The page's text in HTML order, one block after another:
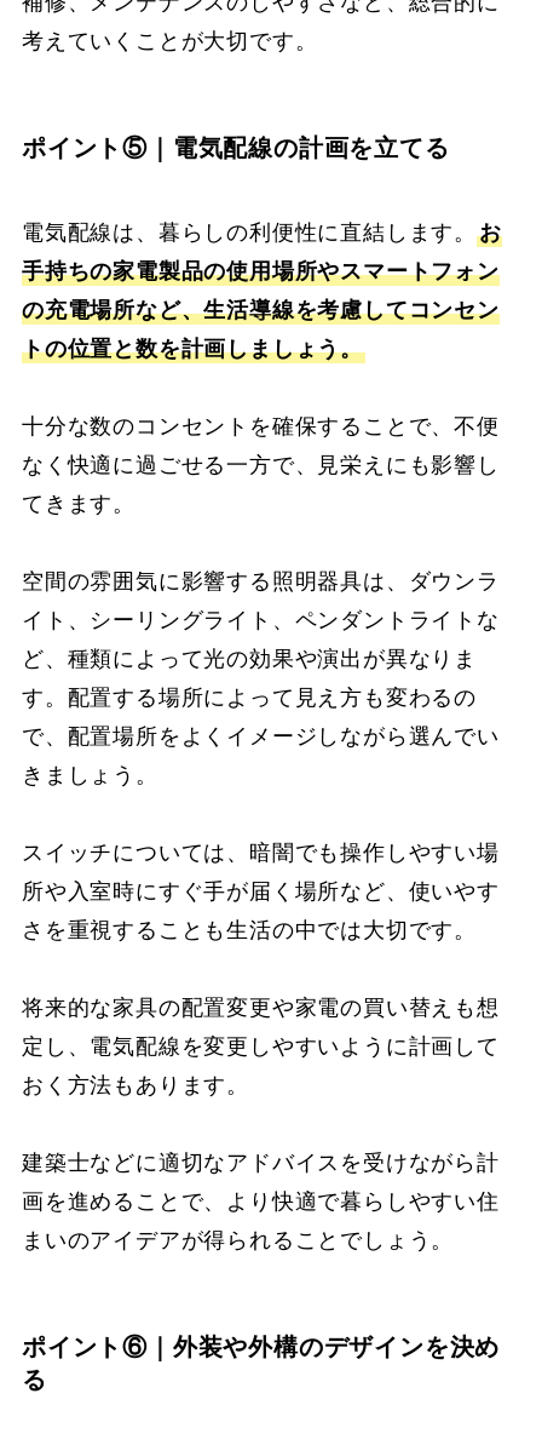
考えていくことが大切です。
ポイント⑤｜電気配線の計画を立てる
電気配線は、暮らしの利便性に直結します。お
手持ちの家電製品の使用場所やスマートフォン
の充電場所など、生活導線を考慮してコンセン
トの位置と数を計画しましょう。
十分な数のコンセントを確保することで、不便
なく快適に過ごせる一方で、見栄えにも影響し
てきます。
空間の雰囲気に影響する照明器具は、ダウンラ
イト、シーリングライト、ペンダントライトな
ど、種類によって光の効果や演出が異なりま
す。配置する場所によって見え方も変わるの
で、配置場所をよくイメージしながら選んでい
きましょう。
スイッチについては、暗闇でも操作しやすい場
所や入室時にすぐ手が届く場所など、使いやす
さを重視することも生活の中では大切です。
将来的な家具の配置変更や家電の買い替えも想
定し、電気配線を変更しやすいように計画して
おく方法もあります。
建築士などに適切なアドバイスを受けながら計
画を進めることで、より快適で暮らしやすい住
まいのアイデアが得られることでしょう。
ポイント⑥｜外装や外構のデザインを決め
る